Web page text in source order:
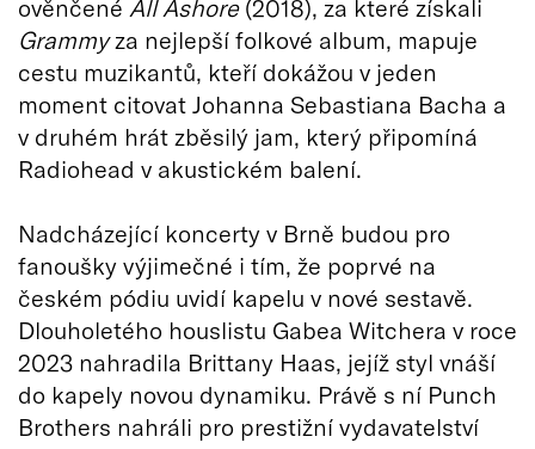
ověnčené All Ashore(2018), za které získali
Grammyza nejlepší folkové album, mapuje
cestu muzikantů, kteří dokážou v jeden
moment citovat Johanna Sebastiana Bacha a
v druhém hrát zběsilý jam, který připomíná
Radiohead v akustickém balení.
Nadcházející koncerty v Brně budou pro
fanoušky výjimečné i tím, že poprvé na
českém pódiu uvidí kapelu v nové sestavě.
Dlouholetého houslistu Gabea Witchera v roce
2023 nahradila Brittany Haas, jejíž styl vnáší
do kapely novou dynamiku. Právě s ní Punch
Brothers nahráli pro prestižní vydavatelství